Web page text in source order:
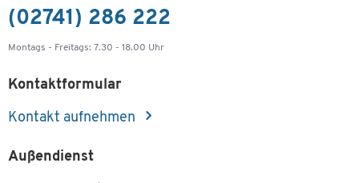
(02741) 286 222
Montags - Freitags: 7.30 - 18.00 Uhr
Kontaktformular
Kontakt aufnehmen
Außendienst